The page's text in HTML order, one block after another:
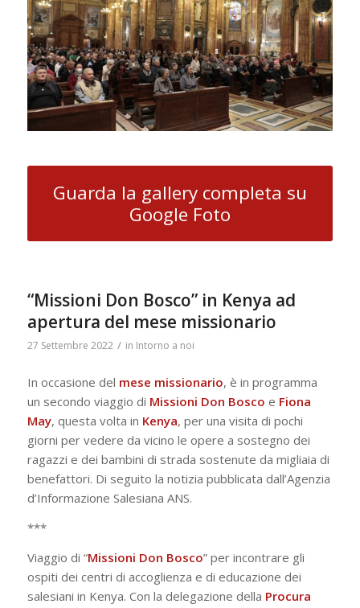
Guarda la gallery completa su
Google Foto
“Missioni Don Bosco” in Kenya ad
apertura del mese missionario
27 Settembre 2022 / in Intorno a noi
In occasione del mese missionario, è in programma
un secondo viaggio di Missioni Don Bosco e Fiona
May, questa volta in Kenya, per una visita di pochi
giorni per vedere da vicino le opere a sostegno dei
ragazzi e dei bambini di strada sostenute da migliaia di
benefattori. Di seguito la notizia pubblicata dall’Agenzia
d’Informazione Salesiana ANS.
***
Viaggio di “Missioni Don Bosco” per incontrare gli
ospiti dei centri di accoglienza e di educazione dei
salesiani in Kenya. Con la delegazione della Procura